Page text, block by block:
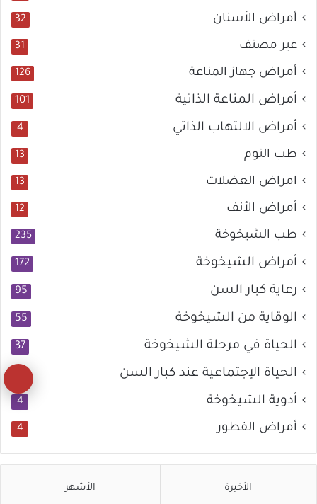
أمراض الأسنان 32
غير مصنف 31
أمراض جهاز المناعة 126
أمراض المناعة الذاتية 101
أمراض الالتهاب الذاتي 4
طب النوم 13
امراض العضلات 13
أمراض الأنف 12
طب الشيخوخة 235
أمراض الشيخوخة 172
رعاية كبار السن 95
الوقاية من الشيخوخة 55
الحياة في مرحلة الشيخوخة 37
الحياة الإجتماعية عند كبار السن
أدوية الشيخوخة 4
أمراض الفطور 4
الأخيرة الأشهر
زر